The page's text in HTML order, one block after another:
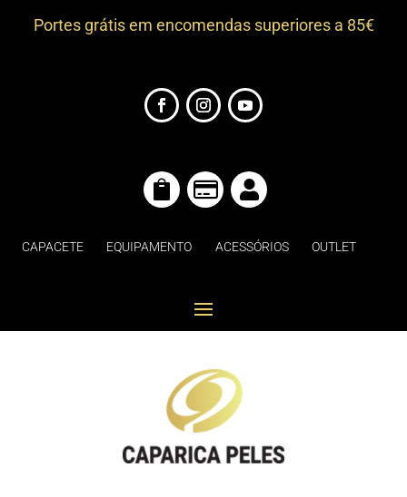
Portes grátis em encomendas superiores a 85€
  
CAPACETE EQUIPAMENTO ACESSÓRIOS OUTLET